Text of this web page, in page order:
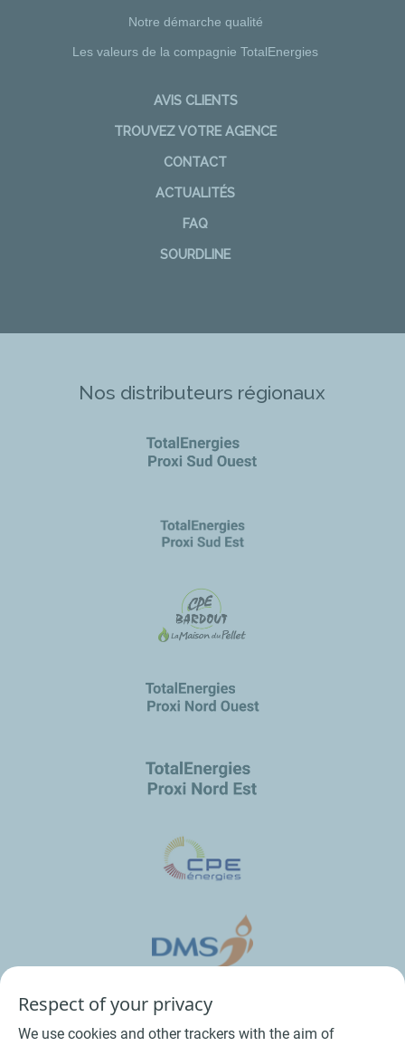
Notre démarche qualité
Les valeurs de la compagnie TotalEnergies
AVIS CLIENTS
TROUVEZ VOTRE AGENCE
CONTACT
ACTUALITÉS
FAQ
SOURDLINE
Nos distributeurs régionaux
Respect of your privacy
We use cookies and other trackers with the aim of